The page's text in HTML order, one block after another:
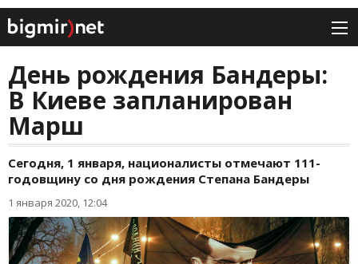
День рождения Бандеры:
В Киеве запланирован
Марш
Сегодня, 1 января, националисты отмечают 111-
годовщину со дня рождения Степана Бандеры
1 января 2020, 12:04